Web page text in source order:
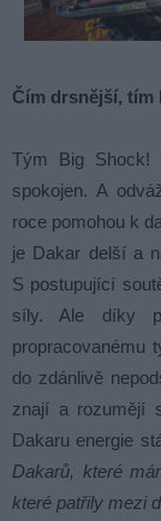
Čím drsnější,
Tým Big Shock!
spokojen. A
roce pomohou k
je Dakar delší a
S postupující
síly. Ale díky
propracovanému
do zdánlivě
znají a rozumějí
Dakaru energie
Dakarů, které
které patřily mezi